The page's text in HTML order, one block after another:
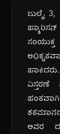
ಜುಲೈ
ವಿಸ್ತರಣೆ
ಅವರ